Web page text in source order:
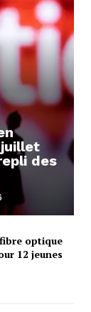
juillet
des
optique
12 jeunes